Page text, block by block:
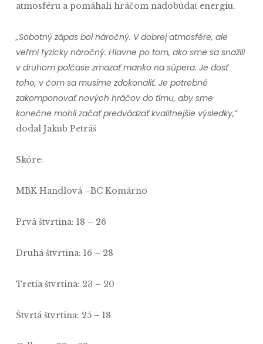
atmosféru a pomáhali hráčom nadobúdať energiu.
„Sobotný zápas bol náročný. V dobrej atmosfére, ale
veľmi fyzicky náročný. Hlavne po tom, ako sme sa snažili
v druhom polčase zmazať manko na súpera. Je dosť
toho, v čom sa musíme zdokonaliť. Je potrebné
zakomponovať nových hráčov do tímu, aby sme
konečne mohli začať predvádzať kvalitnejšie výsledky,“
dodal Jakub Petráš
Skóre:
MBK Handlová –BC Komárno
Prvá štvrtina: 18 – 26
Druhá štvrtina: 16 – 28
Tretia štvrtina: 23 – 20
Štvrtá štvrtina: 25 – 18